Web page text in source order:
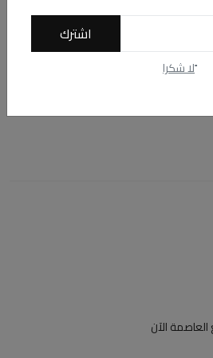
اشترك
ًلا شكرا
حب مضحك غاضب
الآن